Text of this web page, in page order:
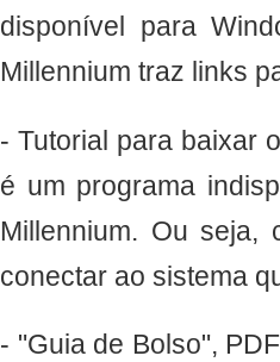
disponível para
Millennium traz links
- Tutorial para baixar
é um programa
Millennium. Ou seja,
conectar ao sistema
- "Guia de Bolso",